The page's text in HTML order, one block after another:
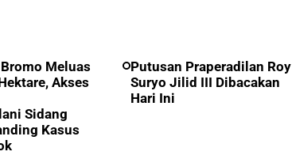
Meluas
Akses
Putusan Praperadilan Roy
Suryo Jilid III Dibacakan
Hari Ini
Sidang
Kasus